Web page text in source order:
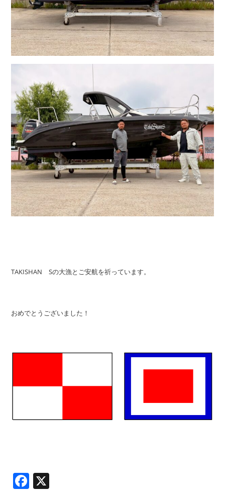
TAKISHAN Sの大漁とご安航を祈っています。
おめでとうございました！
Facebook